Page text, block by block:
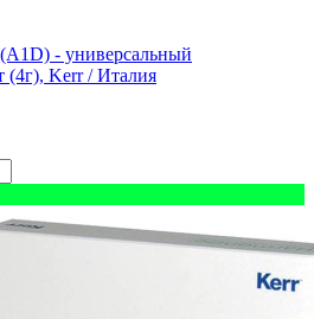
- универсальный
(4г), Kerr / Италия